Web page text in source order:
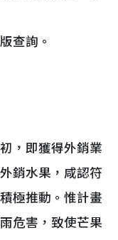
查詢。
，即獲得外銷業
銷水果，咸認符
極推動。惟計畫
危害，致使芒果